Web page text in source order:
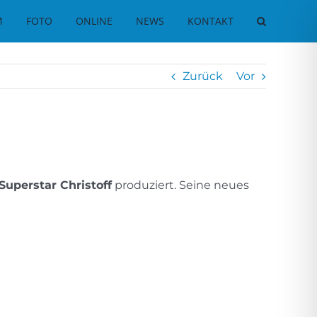
FOTO ONLINE NEWS KONTAKT
Zurück Vor
Christoffproduziert. Seine neues